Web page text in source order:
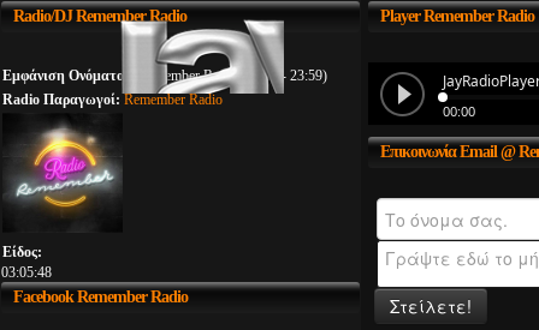
Radio/DJRemember Radio
Εμφάνιση Ονόματος:
Remember Radio (00:00 - 23:59)
Radio Παραγωγοί: Remember Radio
Είδος:
03:05:48
FacebookRemember Radio
PlayerRemember Radio
ΕπικοινωνίαEmail @
Στείλετε!